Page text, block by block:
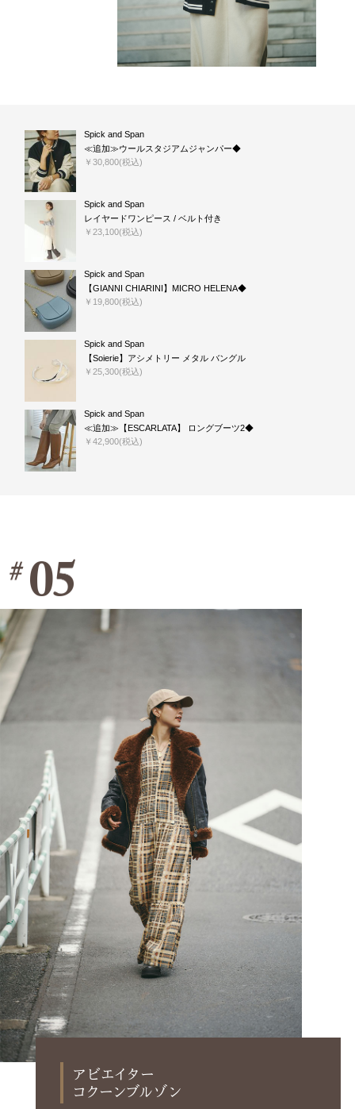
Spick and Span
≪追加≫ウールスタジアムジャンパー◆
￥30,800(税込)
Spick and Span
レイヤードワンピース / ベルト付き
￥23,100(税込)
Spick and Span
【GIANNI CHIARINI】MICRO HELENA◆
￥19,800(税込)
Spick and Span
【Soierie】アシメトリー メタル バングル
￥25,300(税込)
Spick and Span
≪追加≫【ESCARLATA】 ロングブーツ2◆
￥42,900(税込)
アビエイター
コクーンブルゾン